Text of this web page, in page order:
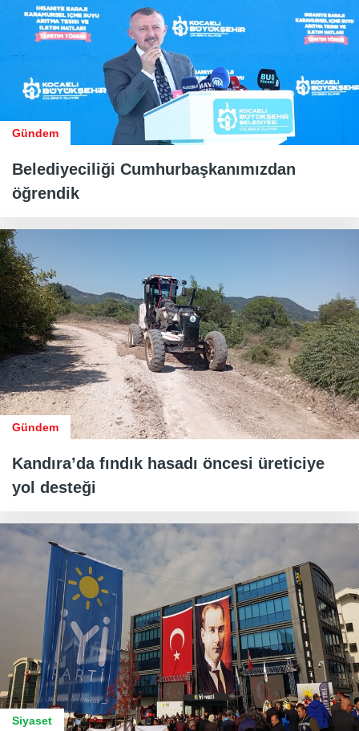
Gündem
Belediyeciliği Cumhurbaşkanımızdan
öğrendik
Gündem
Kandıra’da fındık hasadı öncesi üreticiye
yol desteği
Siyaset